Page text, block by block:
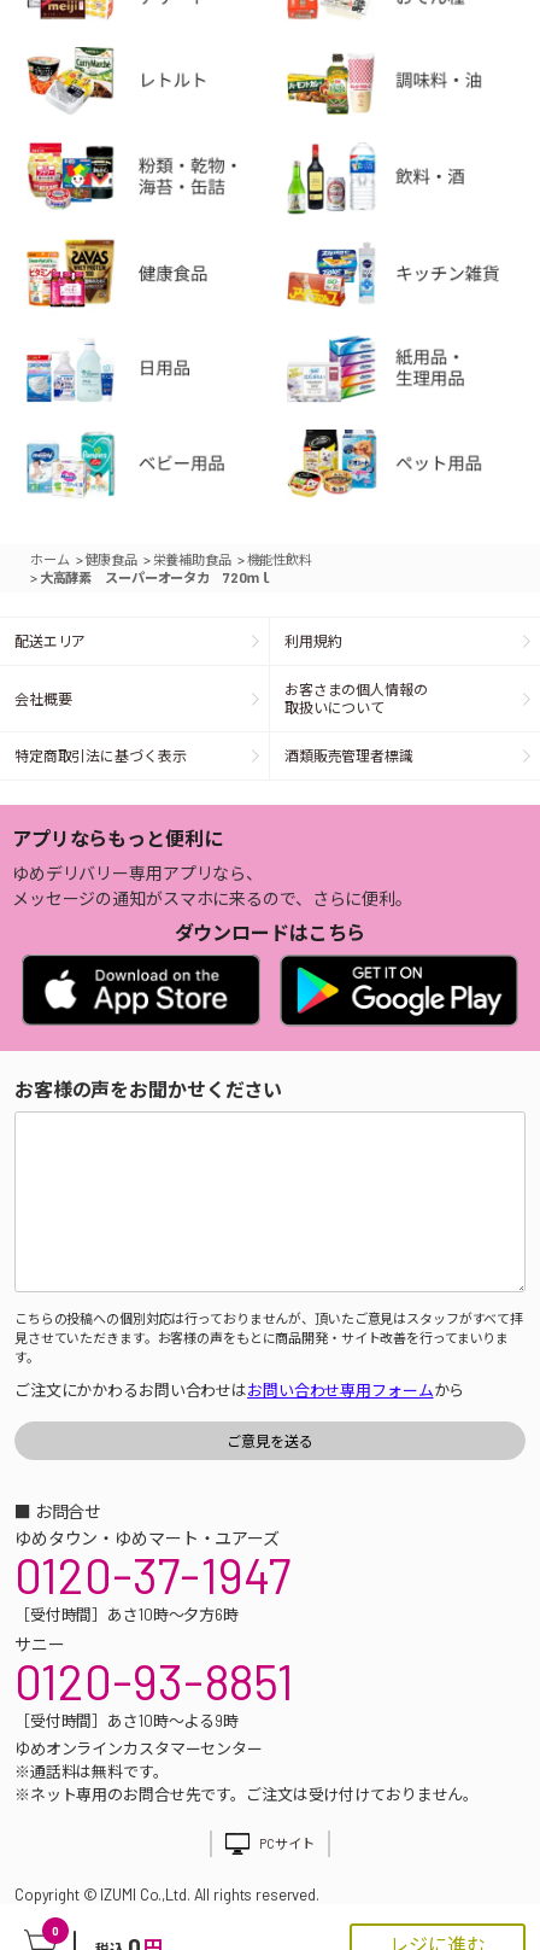
0
レジに進む
ホーム >健康食品 > 栄養補助食品 >機能性飲料
> 大高酵素 スーパーオータカ 720ｍｌ
配送エリア 利用規約
会社概要
お客さまの個人情報の
取扱いについて
特定商取引法に基づく表示 酒類販売管理者標識
アプリならもっと便利に
ゆめデリバリー専用アプリなら、
メッセージの通知がスマホに来るので、さらに便利。
ダウンロードはこちら
お客様の声をお聞かせください
こちらの投稿への個別対応は行っておりませんが、頂いたご意見はスタッフがすべて拝
見させていただきます。お客様の声をもとに商品開発・サイト改善を行ってまいりま
す。
ご注文にかかわるお問い合わせはお問い合わせ専用フォームから
■ お問合せ
ゆめタウン・ゆめマート・ユアーズ
0120-37-1947
［受付時間］あさ10時～夕方6時
サニー
0120-93-8851
［受付時間］あさ10時～よる9時
ゆめオンラインカスタマーセンター
※通話料は無料です。
※ネット専用のお問合せ先です。ご注文は受け付けておりません。
PCサイト
Copyright © IZUMI Co.,Ltd. All rights reserved.